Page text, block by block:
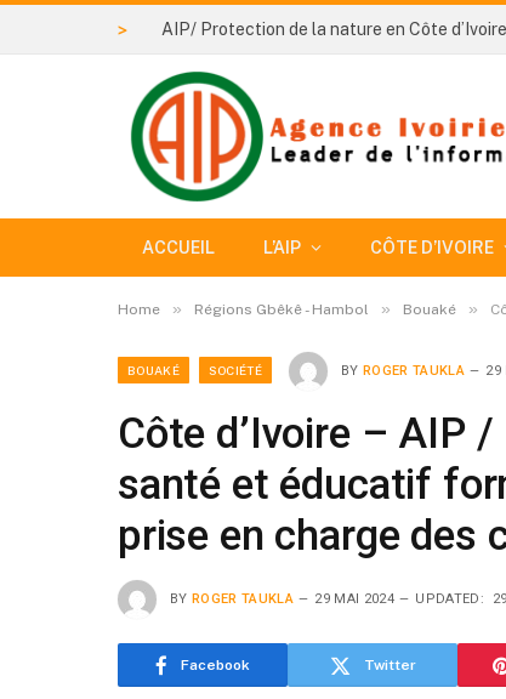
>
ACCUEIL L’AIP CÔTE D’IVOIRE
Home » Régions Gbêkê - Hambol » Bouaké »
BOUAKÉ SOCIÉTÉ BY ROGER TAUKLA 29
Côte d’Ivoire – AIP
santé et éducatif
prise en charge des
BY ROGER TAUKLA 29 MAI 2024 UPDATED:
Facebook Twitter